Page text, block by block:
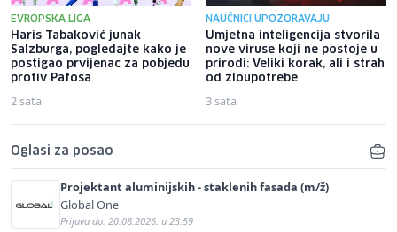
EVROPSKA LIGA
Haris Tabaković junak
Salzburga, pogledajte kako je
postigao prvijenac za pobjedu
protiv Pafosa
2 sata
NAUČNICI UPOZORAVAJU
Umjetna inteligencija stvorila
nove viruse koji ne postoje u
prirodi: Veliki korak, ali i strah
od zloupotrebe
3 sata
Oglasi za posao
Projektant aluminijskih - staklenih fasada (m/ž)
Global One
Prijava do: 20.08.2026. u 23:59